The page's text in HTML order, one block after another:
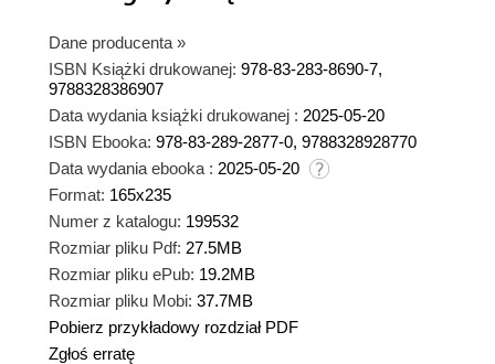
Dane producenta »
ISBN Książki drukowanej: 978-83-283-8690-7,
9788328386907
Data wydania książki drukowanej : 2025-05-20
ISBN Ebooka: 978-83-289-2877-0, 9788328928770
Data wydania ebooka : 2025-05-20
Format: 165x235
Numer z katalogu: 199532
Rozmiar pliku Pdf: 27.5MB
Rozmiar pliku ePub: 19.2MB
Rozmiar pliku Mobi: 37.7MB
Pobierz przykładowy rozdział PDF
Zgłoś erratę